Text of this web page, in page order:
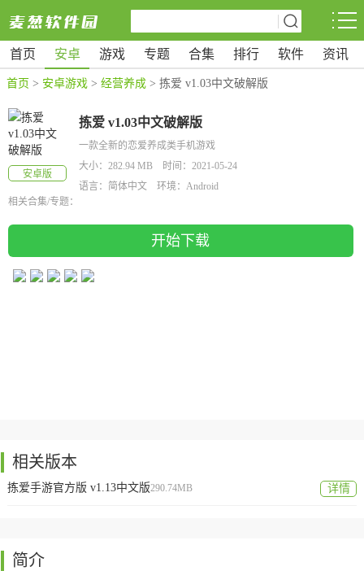
首页 安卓 游戏 专题 合集 排行 软件 资讯
首页 > 安卓游戏 > 经营养成 > 拣爱 v1.03中文破解版
安卓版
拣爱 v1.03中文破解版
一款全新的恋爱养成类手机游戏
大小：282.94 MB 时间：2021-05-24
语言：简体中文 环境：Android
相关合集/专题：
开始下载
相关版本
拣爱手游官方版 v1.13中文版290.74MB 详情
简介